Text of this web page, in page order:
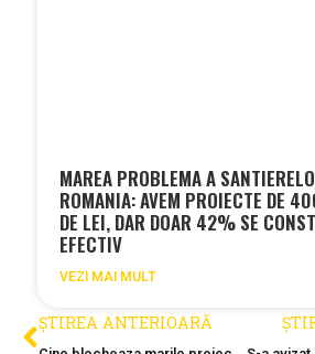
MAREA PROBLEMA A
ROMANIA: AVEM PROIECTE DE
DE LEI, DAR DOAR 42% SE
EFECTIV
VEZI MAI MULT
ȘTIREA ANTERIOARĂ